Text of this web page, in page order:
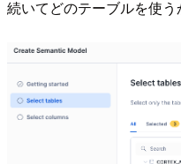
続いてどのテーブルを使う